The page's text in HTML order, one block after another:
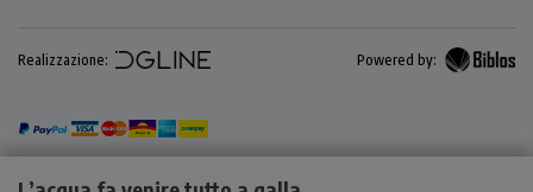
Realizzazione: Powered by: